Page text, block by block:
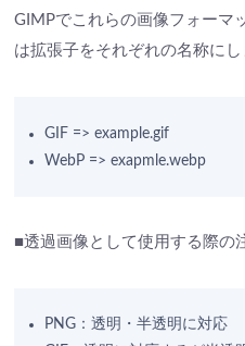
GIMPでこれらの画像フォーマ
は拡張子をそれぞれの名称にし
GIF => example.gif
WebP => exapmle.webp
■透過画像として使用する際の
PNG：透明・半透明に対応